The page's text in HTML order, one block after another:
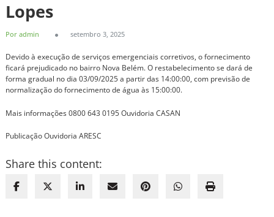
Lopes
Por admin setembro 3, 2025
Devido à execução de serviços emergenciais corretivos, o fornecimento
ficará prejudicado no bairro Nova Belém. O restabelecimento se dará de
forma gradual no dia 03/09/2025 a partir das 14:00:00, com previsão de
normalização do fornecimento de água às 15:00:00.
Mais informações 0800 643 0195 Ouvidoria CASAN
Publicação Ouvidoria ARESC
Share this content: